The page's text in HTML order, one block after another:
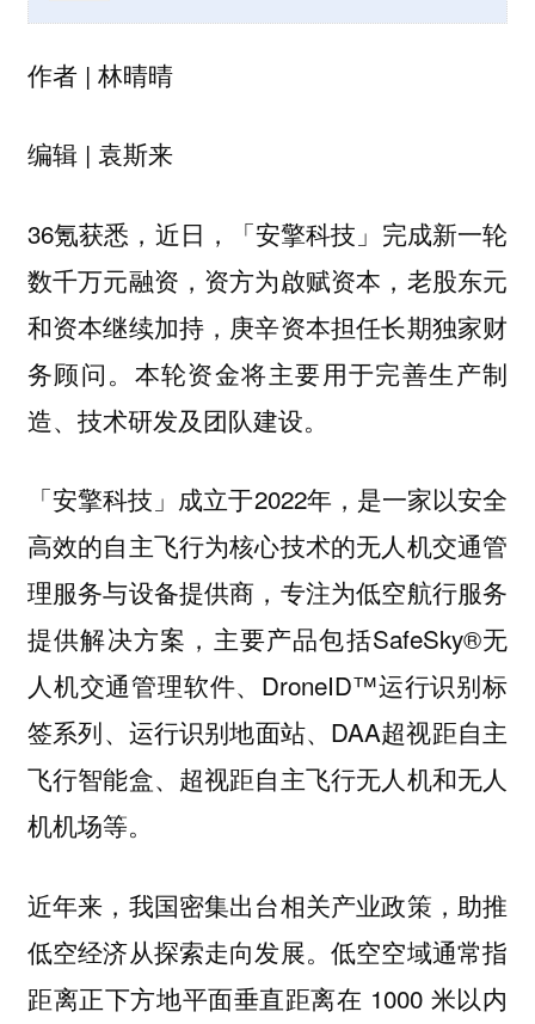
作者 | 林晴晴
编辑 | 袁斯来
36氪获悉，近日，「安擎科技」完成新一轮
数千万元融资，资方为啟赋资本，老股东元
和资本继续加持，庚辛资本担任长期独家财
务顾问。本轮资金将主要用于完善生产制
造、技术研发及团队建设。
「安擎科技」成立于2022年，是一家以安全
高效的自主飞行为核心技术的无人机交通管
理服务与设备提供商，专注为低空航行服务
提供解决方案，主要产品包括SafeSky®无
人机交通管理软件、DroneID™运行识别标
签系列、运行识别地面站、DAA超视距自主
飞行智能盒、超视距自主飞行无人机和无人
机机场等。
近年来，我国密集出台相关产业政策，助推
低空经济从探索走向发展。低空空域通常指
距离正下方地平面垂直距离在 1000 米以内